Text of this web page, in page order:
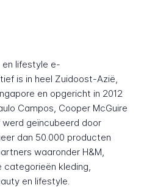
en lifestyle e-
is in heel Zuidoost-Azië,
en opgericht in 2012
Campos, Cooper McGuire
geïncubeerd door
dan 50.000 producten
waaronder H&M,
categorieën kleding,
en lifestyle.